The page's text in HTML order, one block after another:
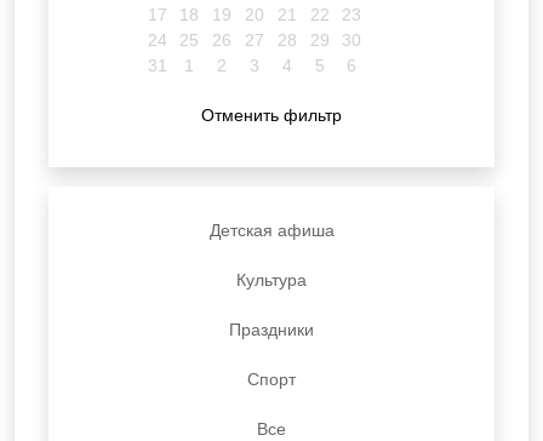
17
18 19 20 21 22
23
24
25 26 27 28 29
30
31
1 2 3 4 5 6
Отменить фильтр
Детская афиша
Культура
Праздники
Спорт
Все